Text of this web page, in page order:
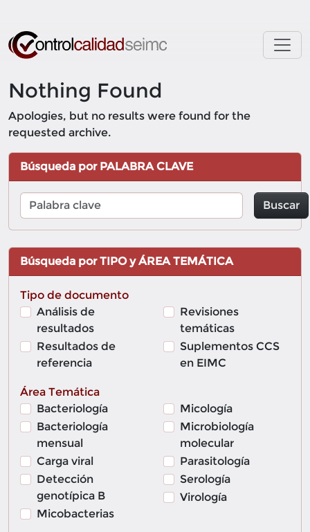
Skip to main content
Nothing Found
Apologies, but no results were found for the
requested archive.
Búsqueda por PALABRA CLAVE
Buscar
Búsqueda por TIPO y ÁREA TEMÁTICA
Tipo de documento
Análisis de
resultados
Resultados de
referencia
Revisiones
temáticas
Suplementos CCS
en EIMC
Área Temática
Bacteriología
Bacteriología
mensual
Carga viral
Detección
genotípica B
Micobacterias
Micología
Microbiología
molecular
Parasitología
Serología
Virología